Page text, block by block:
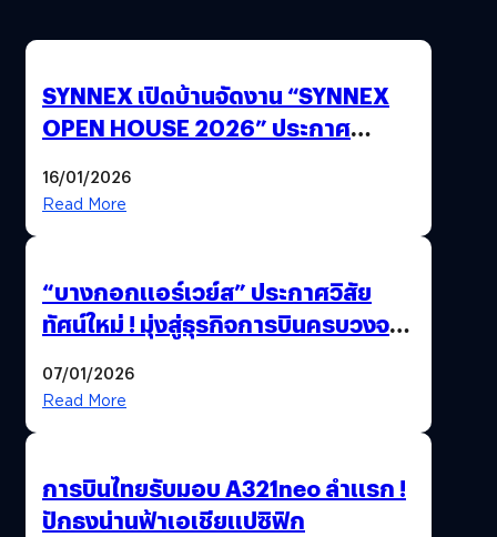
SYNNEX เปิดบ้านจัดงาน “SYNNEX
OPEN HOUSE 2026” ประกาศ
ได้ 53,000 ล้านบาท
16/01/2026
Read More
“บางกอกแอร์เวย์ส” ประกาศวิสัย
ทัศน์ใหม่ ! มุ่งสู่ธุรกิจการบินครบวงจร
สังคม
07/01/2026
Read More
การบินไทยรับมอบ A321neo ลำแรก !
ปักธงน่านฟ้าเอเชียแปซิฟิก